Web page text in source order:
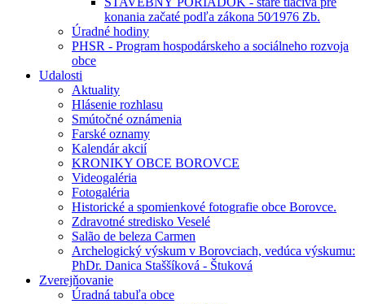
konania začaté podľa zákona 50⁄1976 Zb.
Úradné hodiny
PHSR - Program hospodárskeho a sociálneho rozvoja
obce
Udalosti
Aktuality
Hlásenie rozhlasu
Smútočné oznámenia
Farské oznamy
Kalendár akcií
KRONIKY OBCE BOROVCE
Videogaléria
Fotogaléria
Historické a spomienkové fotografie obce Borovce.
Zdravotné stredisko Veselé
Salão de beleza Carmen
Archelogický výskum v Borovciach, vedúca výskumu:
PhDr. Danica Staššíková - Štuková
Zverejňovanie
Úradná tabuľa obce